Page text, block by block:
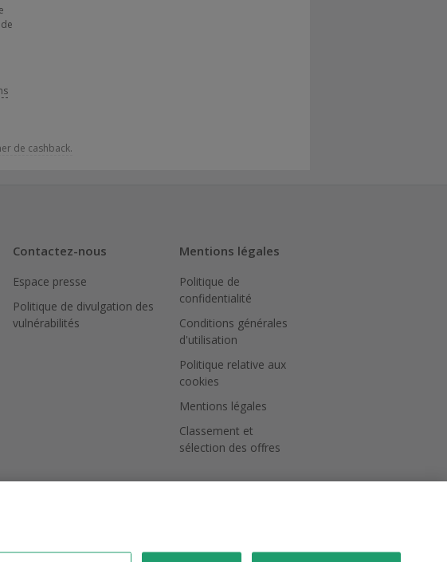
de cashback.
Contactez-nous
Espace presse
Politique de divulgation des
vulnérabilités
Mentions légales
Politique de
confidentialité
Conditions générales
d'utilisation
Politique relative aux
cookies
Mentions légales
Classement et
sélection des offres